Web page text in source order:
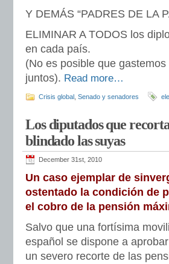
Y DEMÁS “PADRES DE LA
ELIMINAR A TODOS los
en cada país.
(No es posible que
juntos). Read more…
Crisis global Senado y senadores
Los diputados que
blindado las suyas
December 31st, 2010
Un caso ejemplar de
ostentado la condición de
el cobro de la pensión
Salvo que una fortísima
español se dispone a
un severo recorte de las